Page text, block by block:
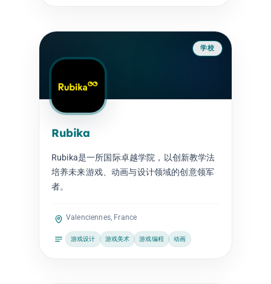
学校
Rubika
Rubika是一所国际卓越学院，以创新教学法
培养未来游戏、动画与设计领域的创意领军
者。
Valenciennes, France
游戏设计 游戏美术 游戏编程 动画